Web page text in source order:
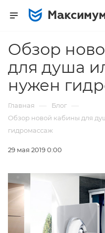
Обзор
для душа
нужен
Главная — Блог —
Обзор новой кабины для
гидромассаж
29 мая 2019 0:00